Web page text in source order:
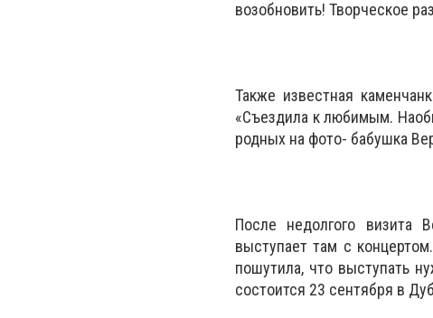
возобновить! Творческое
Также известная
«Съездила к любимым.
родных на фото- бабушка
После недолгого визита
выступает там с
пошутила, что выступать
состоится 23 сентября в